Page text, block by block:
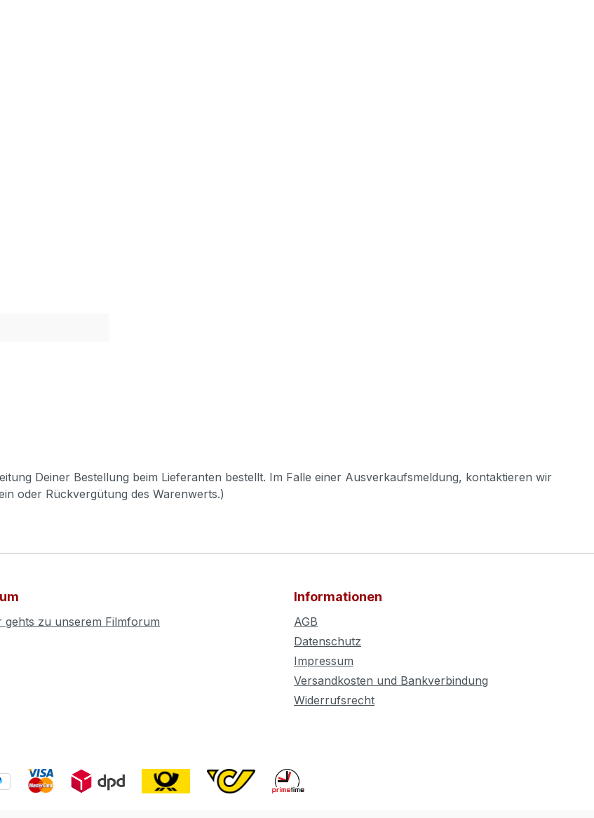
Deiner Bestellung beim Lieferanten bestellt. Im Falle einer Ausverkaufsmeldung, kontaktieren wir
oder Rückvergütung des Warenwerts.)
gehts zu unserem Filmforum
Informationen
AGB
Datenschutz
Impressum
Versandkosten und Bankverbindung
Widerrufsrecht